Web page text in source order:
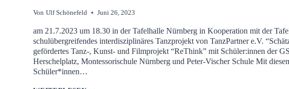
Von Ulf Schönefeld Juni 26, 2023
am 21.7.2023 um 18.30 in der Tafelhalle Nürnberg in Kooperation mit der
schulübergreifendes interdisziplinäres Tanzprojekt von TanzPartner e.V.
gefördertes Tanz-, Kunst- und Filmprojekt “ReThink” mit Schüler:innen der
Herschelplatz, Montessorischule Nürnberg und Peter-Vischer Schule Mit
Schüler*innen…